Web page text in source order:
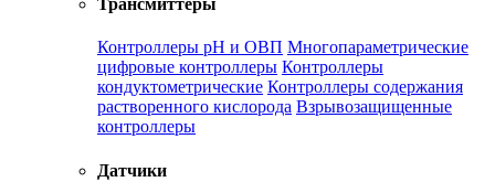
Трансмиттеры
Контроллеры рН и ОВП Многопараметрические
цифровые контроллеры Контроллеры
кондуктометрические Контроллеры содержания
растворенного кислорода Взрывозащищенные
контроллеры
Датчики